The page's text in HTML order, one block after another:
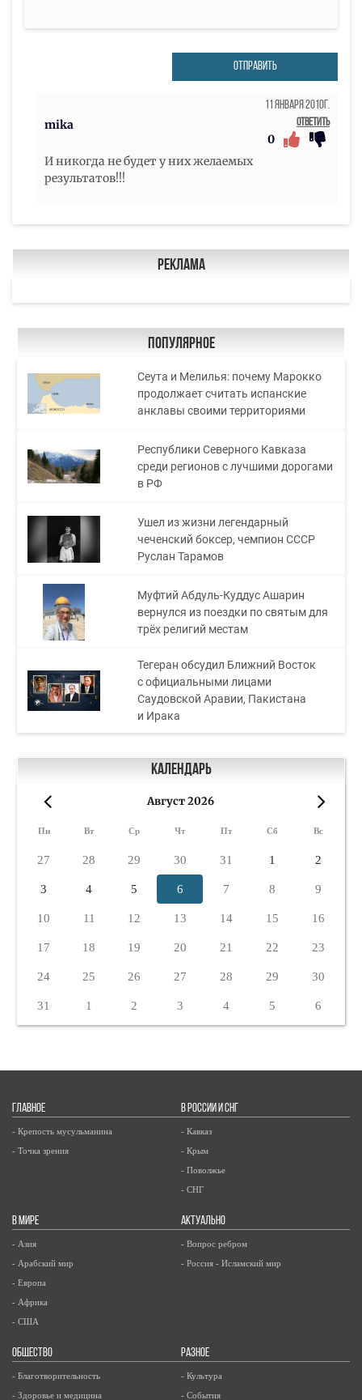
ОТПРАВИТЬ
mika
11 Января 2010г.
Ответить
0
И никогда не будет у них желаемых
результатов!!!
Реклама
Популярное
Сеута и Мелилья: почему Марокко
продолжает считать испанские
анклавы своими территориями
Республики Северного Кавказа
среди регионов с лучшими дорогами
в РФ
Ушел из жизни легендарный
чеченский боксер, чемпион СССР
Руслан Тарамов
Муфтий Абдуль-Куддус Ашарин
вернулся из поездки по святым для
трёх религий местам
Тегеран обсудил Ближний Восток
с официальными лицами
Саудовской Аравии, Пакистана
и Ирака
Календарь
Август 2026
Пн Вт Ср Чт Пт Сб Вс
27 28 29 30 31 1 2
3 4 5 6 7 8 9
10 11 12 13 14 15 16
17 18 19 20 21 22 23
24 25 26 27 28 29 30
31 1 2 3 4 5 6
ГЛАВНОЕ
- Крепость мусульманина
- Точка зрения
В РОССИИ И СНГ
- Кавказ
- Крым
- Поволжье
- СНГ
В МИРЕ
- Азия
- Арабский мир
- Европа
- Африка
- США
АКТУАЛЬНО
- Вопрос ребром
- Россия - Исламский мир
ОБЩЕСТВО
- Благотворительность
- Здоровье и медицина
РАЗНОЕ
- Культура
- События